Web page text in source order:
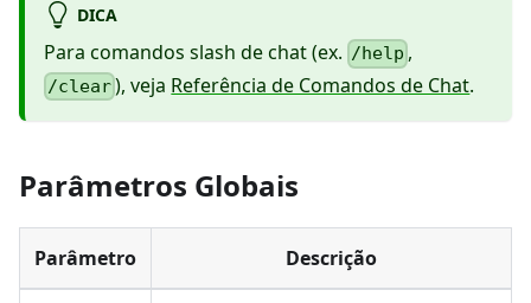
DICA
Para comandos slash de chat (ex. /help ,
/clear), veja Referência de Comandos de Chat.
Parâmetros Globais
Parâmetro Descrição